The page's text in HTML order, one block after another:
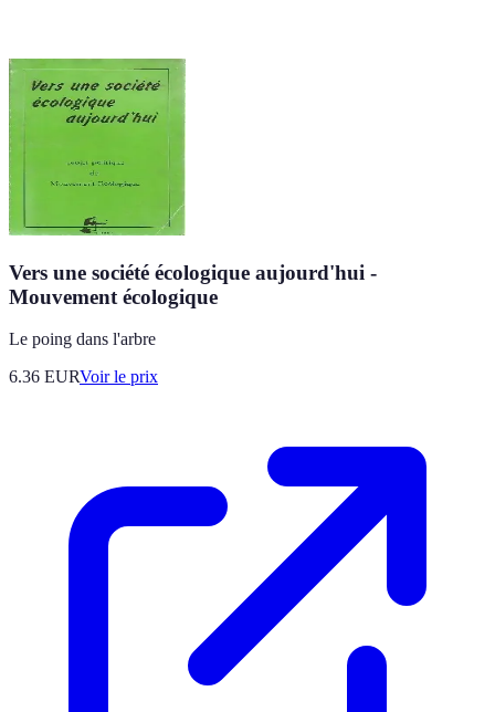
Vers une société écologique aujourd'hui -
Mouvement écologique
Le poing dans l'arbre
6.36 EURVoir le prix